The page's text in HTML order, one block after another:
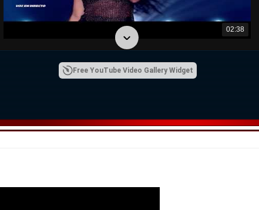
02:38
Free YouTube Video Gallery Widget